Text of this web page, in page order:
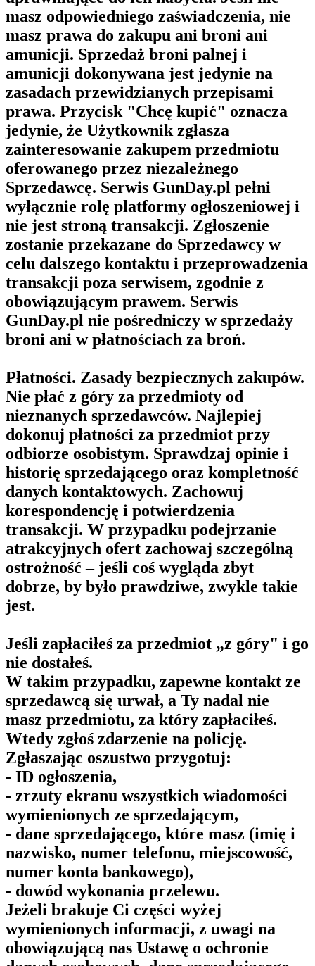
masz odpowiedniego zaświadczenia, nie
masz prawa do zakupu ani broni ani
amunicji. Sprzedaż broni palnej i
amunicji dokonywana jest jedynie na
zasadach przewidzianych przepisami
prawa. Przycisk "Chcę kupić" oznacza
jedynie, że Użytkownik zgłasza
zainteresowanie zakupem przedmiotu
oferowanego przez niezależnego
Sprzedawcę. Serwis GunDay.pl pełni
wyłącznie rolę platformy ogłoszeniowej i
nie jest stroną transakcji. Zgłoszenie
zostanie przekazane do Sprzedawcy w
celu dalszego kontaktu i przeprowadzenia
transakcji poza serwisem, zgodnie z
obowiązującym prawem. Serwis
GunDay.pl nie pośredniczy w sprzedaży
broni ani w płatnościach za broń.
Płatności. Zasady bezpiecznych zakupów.
Nie płać z góry za przedmioty od
nieznanych sprzedawców. Najlepiej
dokonuj płatności za przedmiot przy
odbiorze osobistym. Sprawdzaj opinie i
historię sprzedającego oraz kompletność
danych kontaktowych. Zachowuj
korespondencję i potwierdzenia
transakcji. W przypadku podejrzanie
atrakcyjnych ofert zachowaj szczególną
ostrożność – jeśli coś wygląda zbyt
dobrze, by było prawdziwe, zwykle takie
jest.
Jeśli zapłaciłeś za przedmiot „z góry" i go
nie dostałeś.
W takim przypadku, zapewne kontakt ze
sprzedawcą się urwał, a Ty nadal nie
masz przedmiotu, za który zapłaciłeś.
Wtedy zgłoś zdarzenie na policję.
Zgłaszając oszustwo przygotuj:
- ID ogłoszenia,
- zrzuty ekranu wszystkich wiadomości
wymienionych ze sprzedającym,
- dane sprzedającego, które masz (imię i
nazwisko, numer telefonu, miejscowość,
numer konta bankowego),
- dowód wykonania przelewu.
Jeżeli brakuje Ci części wyżej
wymienionych informacji, z uwagi na
obowiązującą nas Ustawę o ochronie